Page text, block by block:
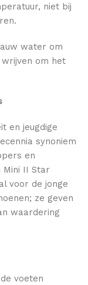
niet bij
water om
om het
en jeugdige
synoniem
en
Mini II Star
voor de jonge
ze geven
waardering
voeten